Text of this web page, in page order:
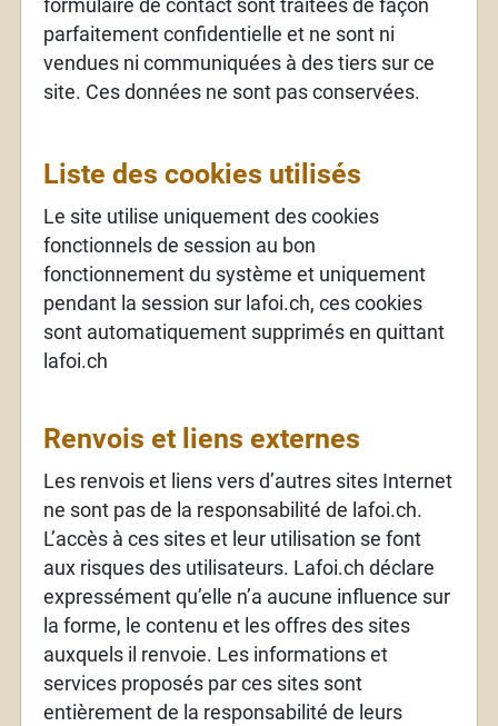
formulaire de contact sont traitées de façon
parfaitement confidentielle et ne sont ni
vendues ni communiquées à des tiers sur ce
site. Ces données ne sont pas conservées.
Liste des cookies utilisés
Le site utilise uniquement des cookies
fonctionnels de session au bon
fonctionnement du système et uniquement
pendant la session sur lafoi.ch, ces cookies
sont automatiquement supprimés en quittant
lafoi.ch
Renvois et liens externes
Les renvois et liens vers d’autres sites Internet
ne sont pas de la responsabilité de lafoi.ch.
L’accès à ces sites et leur utilisation se font
aux risques des utilisateurs. Lafoi.ch déclare
expressément qu’elle n’a aucune influence sur
la forme, le contenu et les offres des sites
auxquels il renvoie. Les informations et
services proposés par ces sites sont
entièrement de la responsabilité de leurs